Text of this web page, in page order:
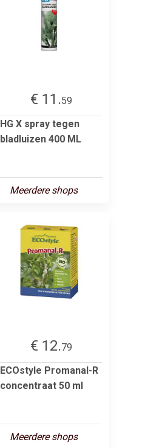
€ 11.59
HG X spray tegen
bladluizen 400 ML
Meerdere shops
€ 12.79
ECOstyle Promanal-R
concentraat 50 ml
Meerdere shops